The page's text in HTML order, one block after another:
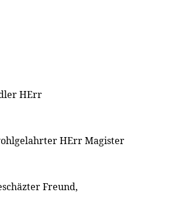
HErr
HErr Magister
Freund,